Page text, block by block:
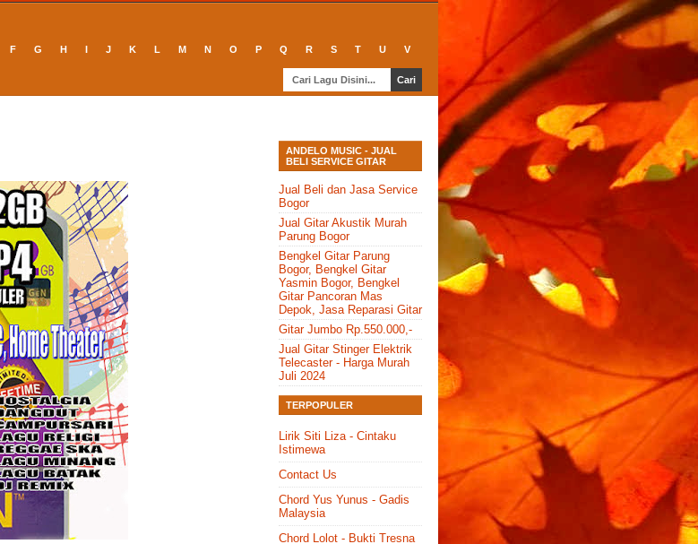
F G H J K L M N O P Q R S T U V
ANDELO MUSIC - JUAL
BELI SERVICE GITAR
Jual Beli dan Jasa Service
Bogor
Jual Gitar Akustik Murah
Parung Bogor
Bengkel Gitar Parung
Bogor, Bengkel Gitar
Yasmin Bogor, Bengkel
Gitar Pancoran Mas
Depok, Jasa Reparasi Gitar
Gitar Jumbo Rp.550.000,-
Jual Gitar Stinger Elektrik
Telecaster - Harga Murah
Juli 2024
TERPOPULER
Lirik Siti Liza - Cintaku
Istimewa
Contact Us
Chord Yus Yunus - Gadis
Malaysia
Chord Lolot - Bukti Tresna